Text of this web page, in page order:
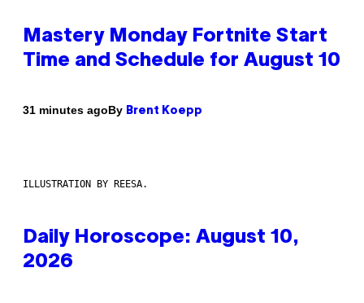
Mastery Monday Fortnite Start
Time and Schedule for August 10
31 minutes agoBy Brent Koepp
ILLUSTRATION BY REESA.
Daily Horoscope: August 10,
2026